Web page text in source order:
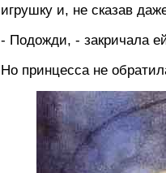
игрушку и, не сказав
- Подожди, - закричала
Но принцесса не